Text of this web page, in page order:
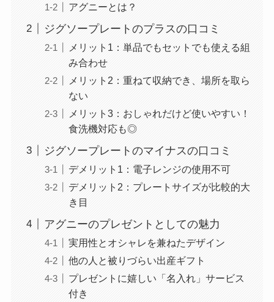
アグニーとは？
ジグソープレートのプラスの口コミ
メリット1：単品でもセットでも使える組
み合わせ
メリット2：重ねて収納でき、場所を取ら
ない
メリット3：おしゃれだけど使いやすい！
食洗機対応も◎
ジグソープレートのマイナスの口コミ
デメリット1：電子レンジの使用不可
デメリット2：プレートサイズが比較的大
き目
アグニーのプレゼントとしての魅力
実用性とオシャレを兼ねたデザイン
他の人と被りづらい出産ギフト
プレゼントに嬉しい「名入れ」サービス
付き